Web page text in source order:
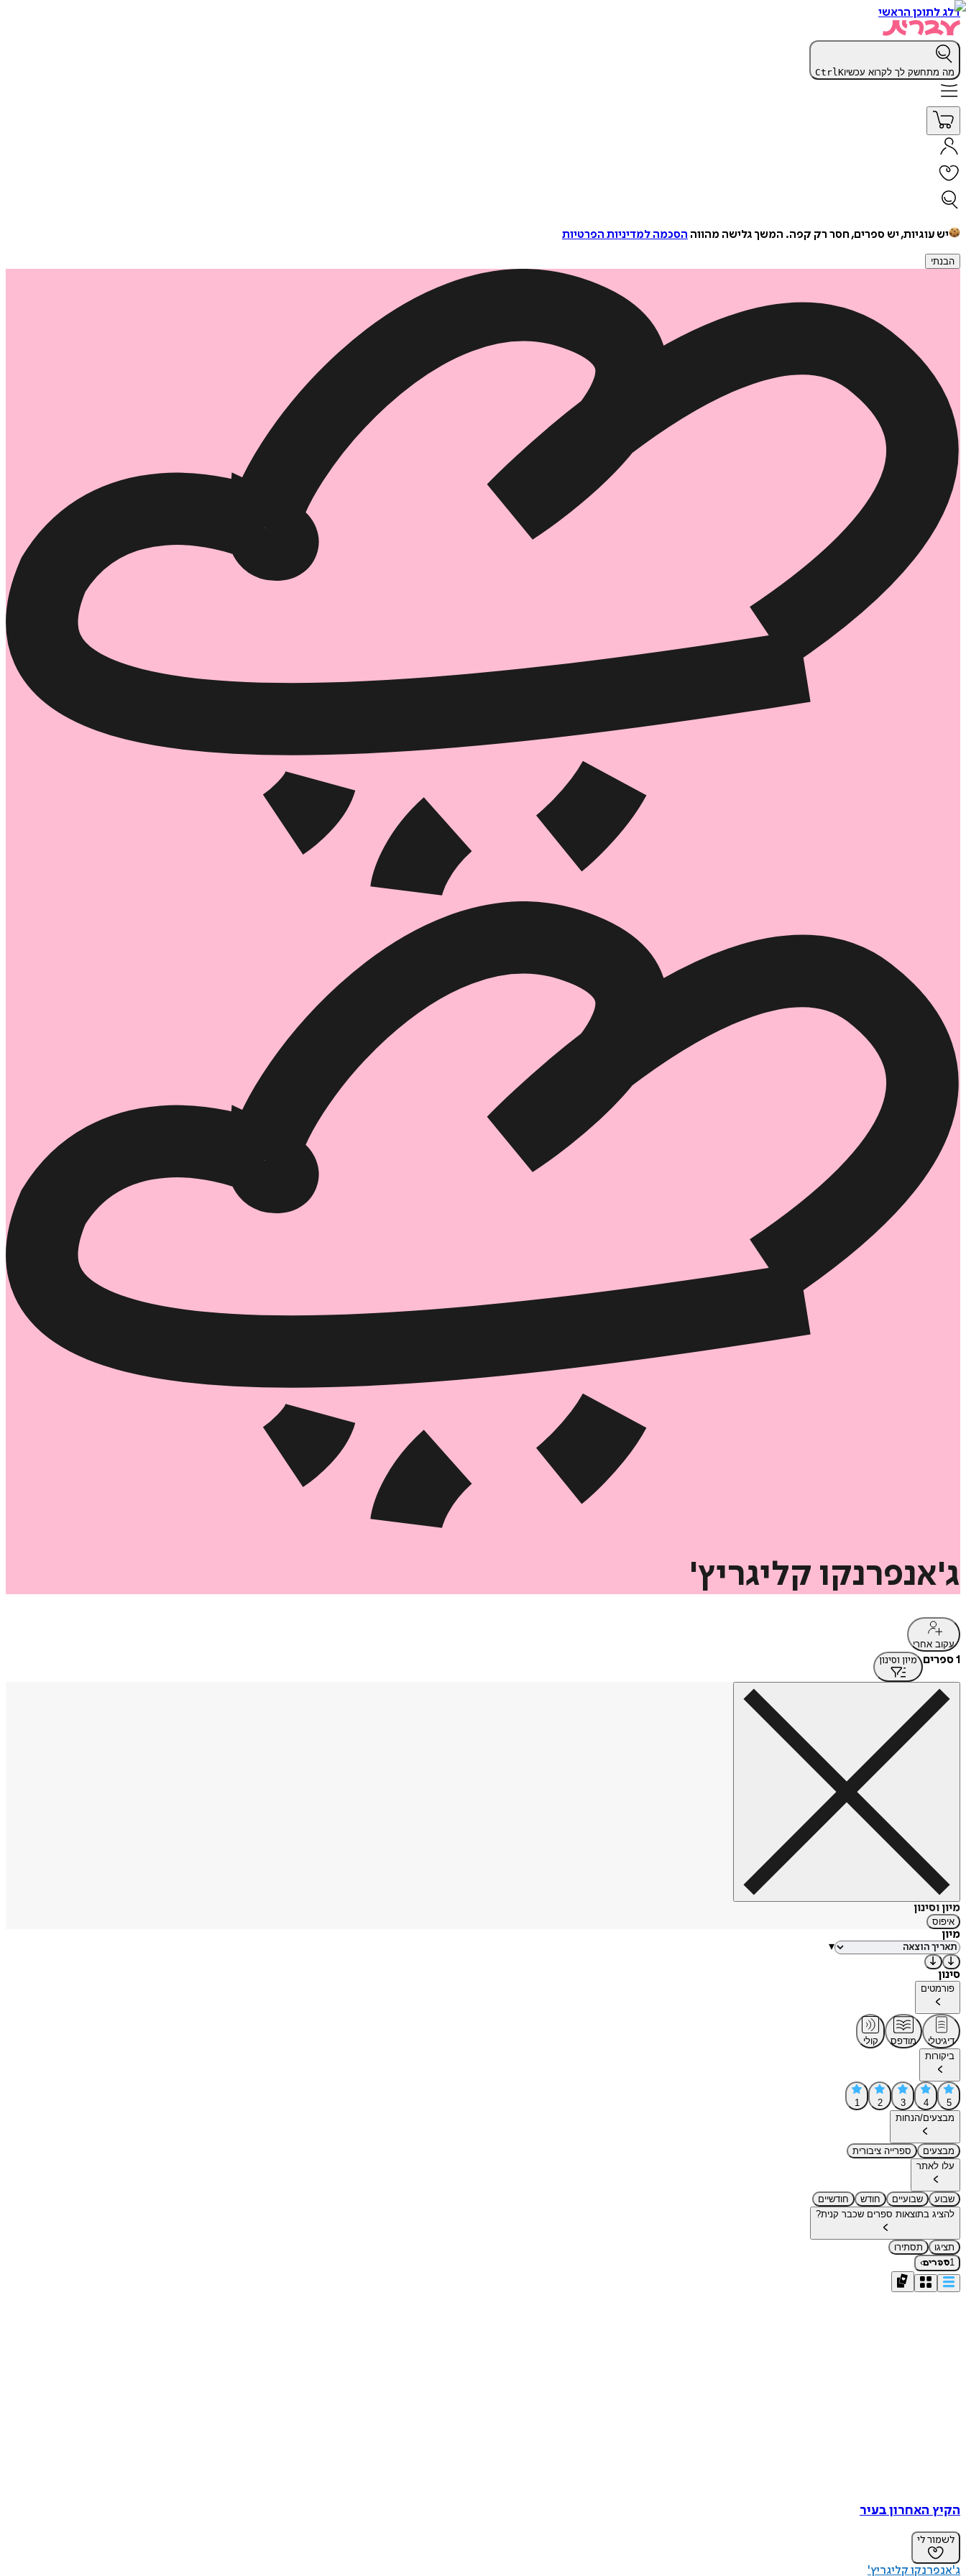
דלג לתוכן הראשי
מה מתחשק לך לקרוא עכשיו CtrlK
יש עוגיות, יש ספרים, חסר רק קפה. המשך גלישה מהווה הסכמה למדיניות הפרטיות
הבנתי
ג'אנפרנקו קליגריץ'
עקוב אחרי
1 ספרים מיון וסינון
מיון וסינון
איפוס
מיון
▾
סינון
פורמטים
דיגיטלי מודפס
קולי
ביקורות
5
4
3
2
1
מבצעים/הנחות
מבצעים
ספרייה ציבורית
עלו לאתר
שבוע שבועיים חודש
חודשיים
להציג בתוצאות ספרים שכבר קנית?
תציגו
תסתירו
1ספרים›
הקיץ האחרון בעיר
לשמור לי
ג'אנפרנקו קליגריץ'